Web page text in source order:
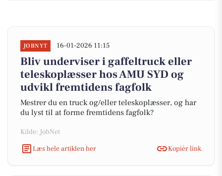
JOBNYT 16-01-2026 11:15
Bliv underviser i gaffeltruck eller
teleskoplæsser hos AMU SYD og
udvikl fremtidens fagfolk
Mestrer du en truck og/eller teleskoplæsser, og har
du lyst til at forme fremtidens fagfolk?
Kilde: JobNet
Læs hele artiklen her
Kopiér link